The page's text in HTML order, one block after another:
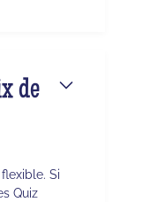
de
Si
Quiz